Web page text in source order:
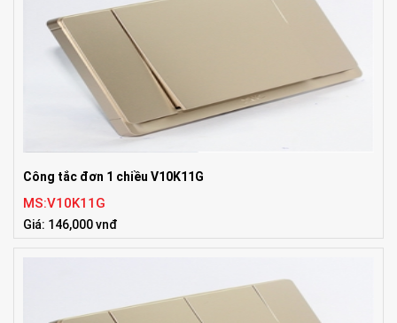
Công tắc đơn 1 chiều V10K11G
MS:V10K11G
Giá: 146,000 vnđ